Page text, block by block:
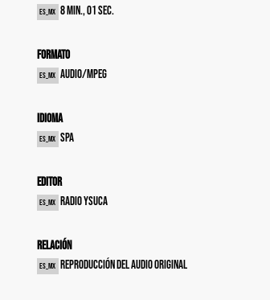
es_MX 8 min., 01 sec.
Formato
es_MX audio/mpeg
Idioma
es_MX spa
Editor
es_MX Radio YSUCA
Relación
es_MX Reproducción del audio original